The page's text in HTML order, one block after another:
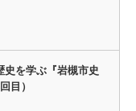
を学ぶ『岩槻市史
目）